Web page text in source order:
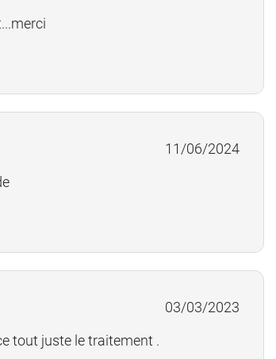
11/06/2024
03/03/2023
tout juste le traitement .